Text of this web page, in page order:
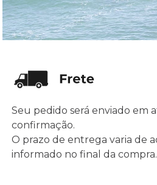
Seu pedido será enviado em
confirmação.
O prazo de entrega varia de
informado no final da compra.